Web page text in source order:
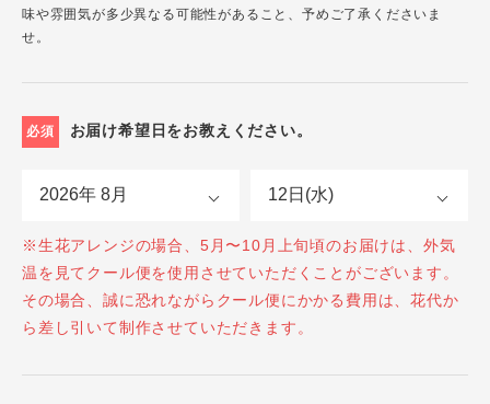
味や雰囲気が多少異なる可能性があること、予めご了承くださいま
せ。
必須 お届け希望日をお教えください。
※生花アレンジの場合、5月〜10月上旬頃のお届けは、外気
温を見てクール便を使用させていただくことがございます。
その場合、誠に恐れながらクール便にかかる費用は、花代か
ら差し引いて制作させていただきます。